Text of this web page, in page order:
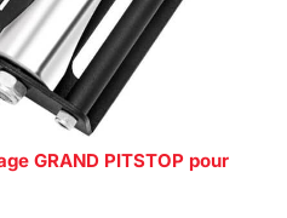
GRAND PITSTOP pour